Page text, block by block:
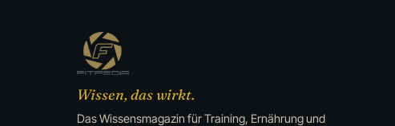
Wissen, das wirkt.
Das Wissensmagazin für Training, Ernährung und